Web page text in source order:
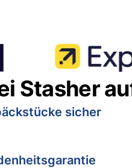
Stasher
sicher